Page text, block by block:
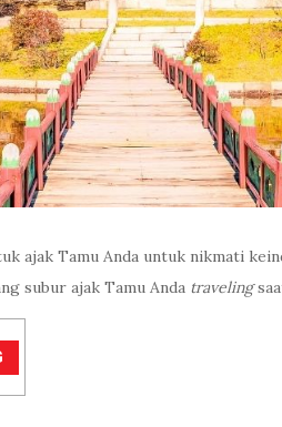
ajak Tamu Anda untuk nikmati
subur ajak Tamu Anda traveling